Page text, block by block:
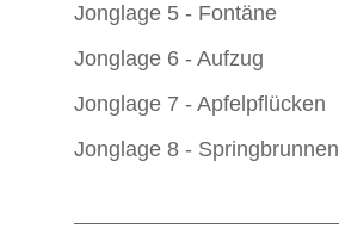
Jonglage 5 - Fontäne
Jonglage 6 - Aufzug
Jonglage 7 - Apfelpflücken
Jonglage 8 - Springbrunnen